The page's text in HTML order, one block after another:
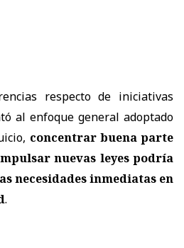
respecto de iniciativas
al enfoque general adoptado
concentrar buena parte
nuevas leyes podría
necesidades inmediatas en
.